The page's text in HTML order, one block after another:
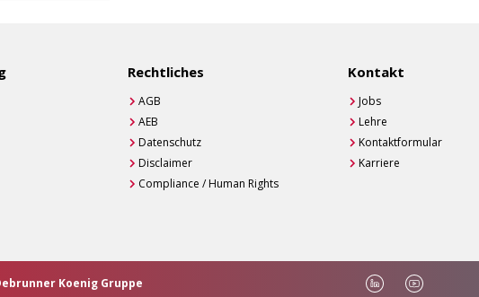
Rechtliches
AGB
AEB
Datenschutz
Disclaimer
Compliance / Human Rights
Kontakt
Jobs
Lehre
Kontaktformular
Karriere
Koenig Gruppe